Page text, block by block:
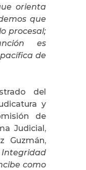
orienta
que
procesal;
es
de
del
y
de
Judicial,
Guzmán,
Integridad
como